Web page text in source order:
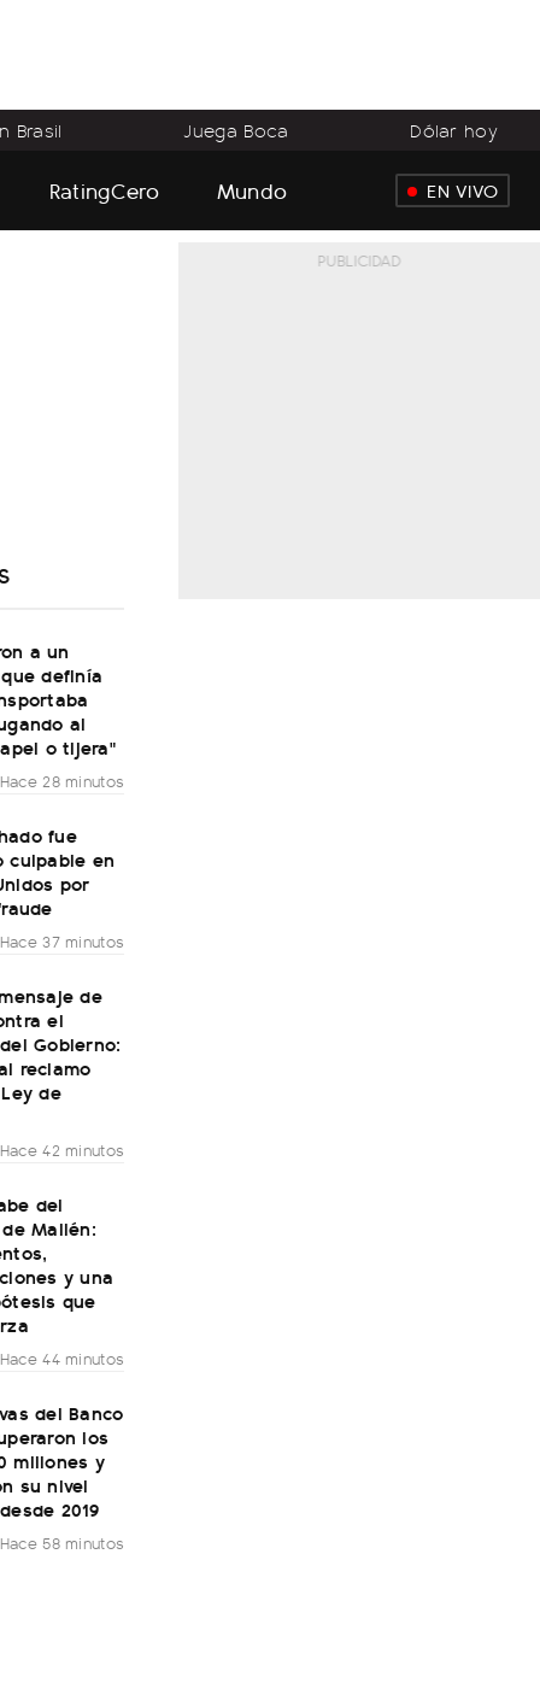
Brasil Juega Boca Dólar hoy
RatingCero Mundo EN VIVO
a un
definía
al
o tijera"
Hace 28 minutos
fue
culpable en
por
Hace 37 minutos
de
el
Gobierno:
reclamo
de
Hace 42 minutos
del
Mailén:
y una
que
Hace 44 minutos
del Banco
los
millones y
su nivel
2019
Hace 58 minutos